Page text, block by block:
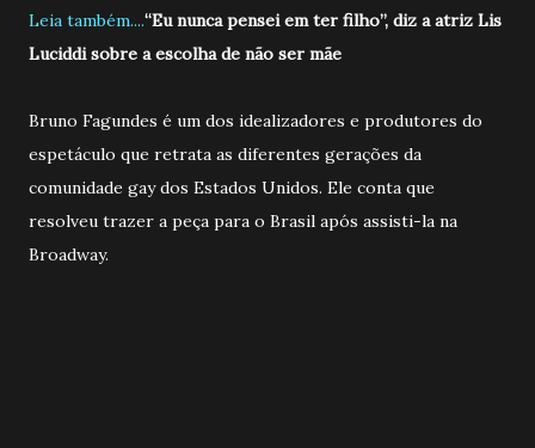
Leia também....“Eu nunca pensei em ter filho”, diz a atriz Lis
Luciddi sobre a escolha de não ser mãe
Bruno Fagundes é um dos idealizadores e produtores do
espetáculo que retrata as diferentes gerações da
comunidade gay dos Estados Unidos. Ele conta que
resolveu trazer a peça para o Brasil após assisti-la na
Broadway.